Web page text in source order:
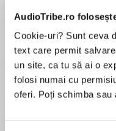
AudioTribe.ro
Cookie-uri? Sunt ceva
text care permit
un site, ca tu să ai o
folosi numai cu
oferi. Poți schimba sau
Pădurea norvegiană